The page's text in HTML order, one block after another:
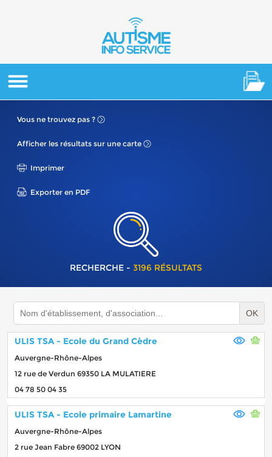
Vous ne trouvez pas ?
Afficher les résultats sur une carte
Imprimer
Exporter en PDF
RECHERCHE - 3196 RÉSULTATS
OK
ULIS TSA - Ecole du Grand Cèdre
Auvergne-Rhône-Alpes
12 rue de Verdun 69350 LA MULATIERE
04 78 50 04 35
ULIS TSA - Ecole primaire Lamartine
Auvergne-Rhône-Alpes
2 rue Jean Fabre 69002 LYON